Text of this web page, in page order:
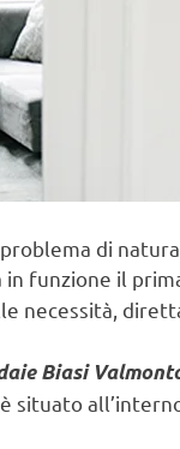
di
funzione il
necessità,
Biasi
situato